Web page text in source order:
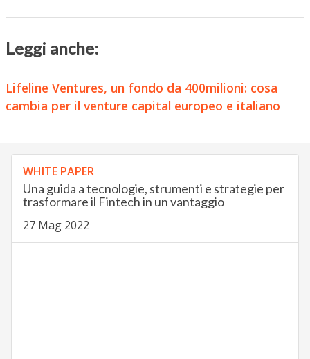
Leggi anche:
Lifeline Ventures, un fondo da 400milioni: cosa
cambia per il venture capital europeo e italiano
WHITE PAPER
Una guida a tecnologie, strumenti e strategie per
trasformare il Fintech in un vantaggio
27 Mag 2022